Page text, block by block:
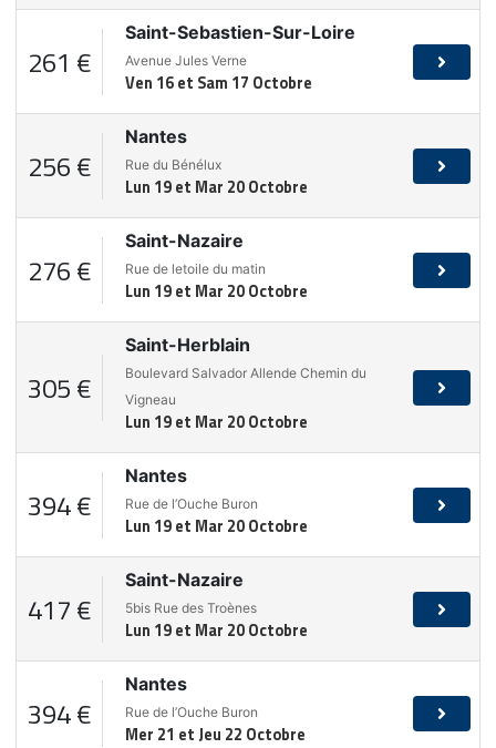
261 €
Saint-Sebastien-Sur-Loire
Avenue Jules Verne
Ven 16 et Sam 17 Octobre
256 €
Nantes
Rue du Bénélux
Lun 19 et Mar 20 Octobre
276 €
Saint-Nazaire
Rue de letoile du matin
Lun 19 et Mar 20 Octobre
305 €
Saint-Herblain
Boulevard Salvador Allende Chemin du
Vigneau
Lun 19 et Mar 20 Octobre
394 €
Nantes
Rue de l’Ouche Buron
Lun 19 et Mar 20 Octobre
417 €
Saint-Nazaire
5bis Rue des Troènes
Lun 19 et Mar 20 Octobre
394 €
Nantes
Rue de l’Ouche Buron
Mer 21 et Jeu 22 Octobre